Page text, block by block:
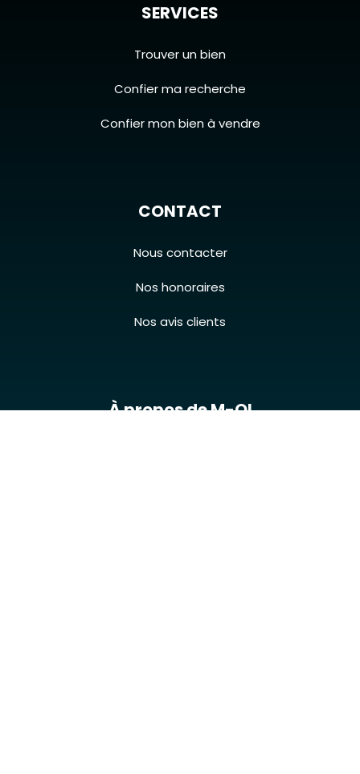
SERVICES
Trouver un bien
Confier ma recherche
Confier mon bien à vendre
CONTACT
Nous contacter
Nos honoraires
Nos avis clients
À propos de M-OI